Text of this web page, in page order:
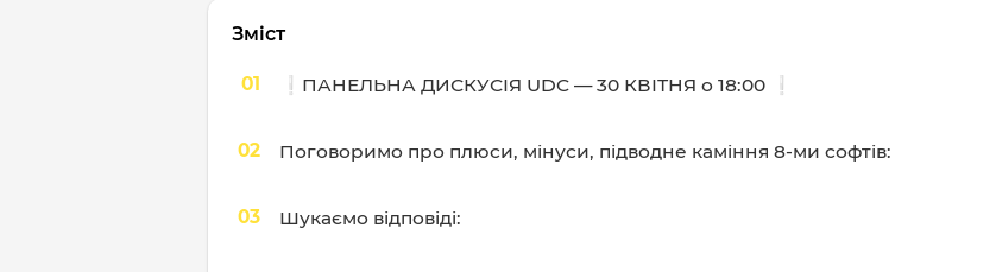
Зміст
❕ПАНЕЛЬНА ДИСКУСІЯ UDC — 30 КВІТНЯ о 18:00 ❕
Поговоримо про плюси, мінуси, підводне каміння 8-ми софтів:
Шукаємо відповіді: